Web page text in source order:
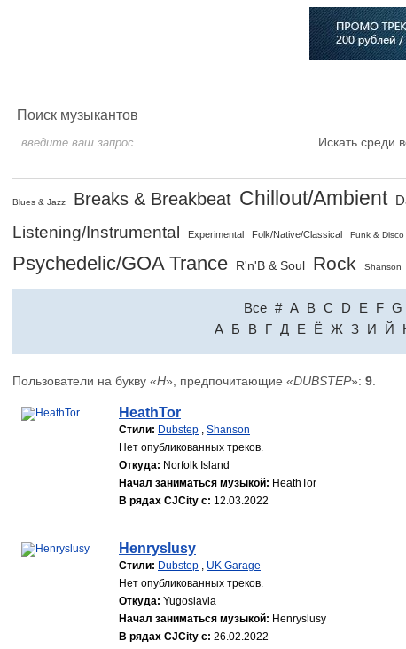
Поиск музыкантов
Искать среди
Blues & Jazz Breaks & Breakbeat Chillout/Ambient
Listening/Instrumental
Experimental Folk/Native/Classical Funk & Disco
Psychedelic/GOA Trance R'n'B & Soul Rock Shanson
Все # A B C D E F G
A Б В Г Д Е Ё Ж З И Й
Пользователи на букву «H», предпочитающие «DUBSTEP»: 9
HeathTor
Стили: Dubstep , Shanson
Нет опубликованных треков.
Откуда: Norfolk Island
Начал заниматься музыкой: HeathTor
В рядах CJCity с: 12.03.2022
Henryslusy
Стили: Dubstep , UK Garage
Нет опубликованных треков.
Откуда: Yugoslavia
Начал заниматься музыкой: Henryslusy
В рядах CJCity с: 26.02.2022